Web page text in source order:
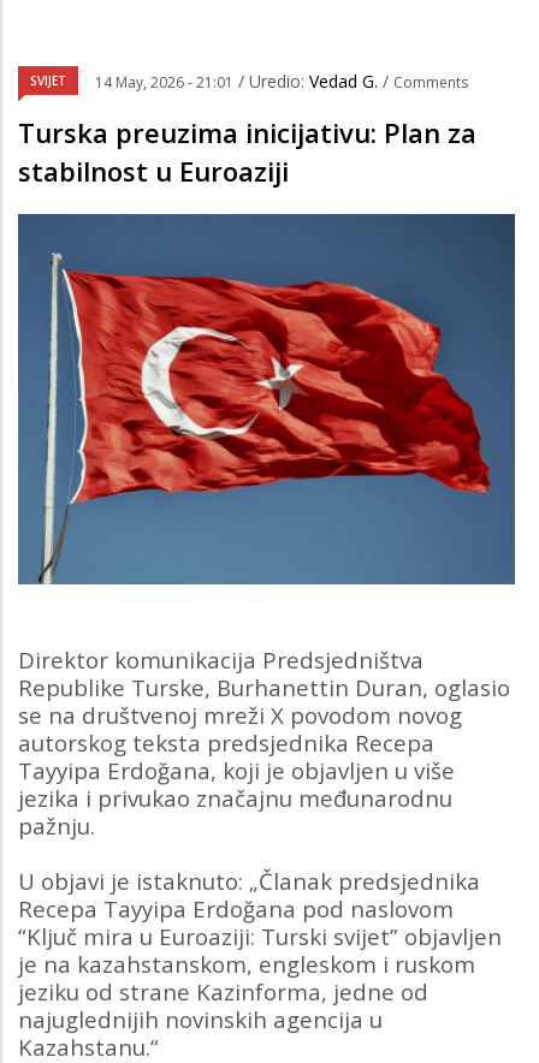
SVIJET 14 May, 2026 - 21:01 / Uredio: Vedad G. / Comments
Turska preuzima inicijativu: Plan za
stabilnost u Euroaziji
Direktor komunikacija Predsjedništva
Republike Turske, Burhanettin Duran, oglasio
se na društvenoj mreži X povodom novog
autorskog teksta predsjednika Recepa
Tayyipa Erdoğana, koji je objavljen u više
jezika i privukao značajnu međunarodnu
pažnju.
U objavi je istaknuto: „Članak predsjednika
Recepa Tayyipa Erdoğana pod naslovom
“Ključ mira u Euroaziji: Turski svijet” objavljen
je na kazahstanskom, engleskom i ruskom
jeziku od strane Kazinforma, jedne od
najuglednijih novinskih agencija u
Kazahstanu.“